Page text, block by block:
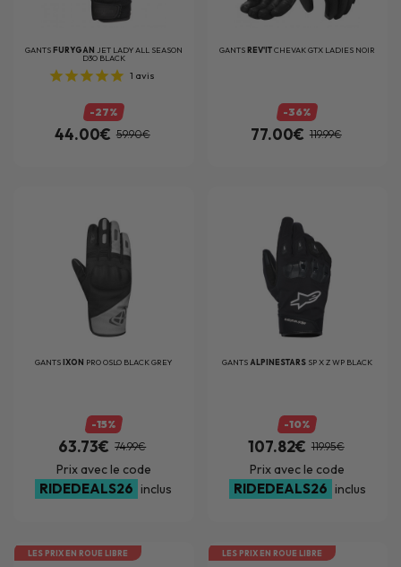
GANTSFURYGAN JET LADY ALL SEASON
D3O BLACK
1 avis
-27%
44.00€ 59.90€
GANTSREV'ITCHEVAK GTX LADIES NOIR
-36%
77.00€ 119.99€
GANTSIXON PRO OSLO BLACK GREY
-15%
63.73€ 74.99€
Prix avec le code
RIDEDEALS26 inclus
GANTS ALPINESTARS SP X Z WP BLACK
-10%
107.82€ 119.95€
Prix avec le code
RIDEDEALS26 inclus
LES PRIX EN ROUE LIBRE LES PRIX EN ROUE LIBRE